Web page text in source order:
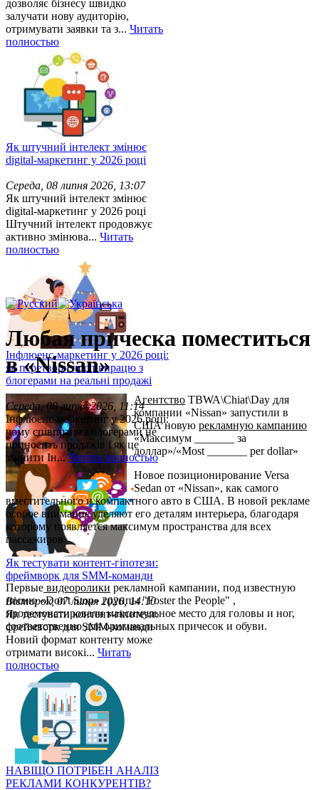
дозволяє бізнесу швидко
залучати нову аудиторію,
отримувати заявки та з... Читать
полностью
Як штучний інтелект змінює
digital-маркетинг у 2026 році
Середа, 08 липня 2026, 13:07
Як штучний інтелект змінює
digital-маркетинг у 2026 році
Штучний інтелект продовжує
активно змінюва... Читать
полностью
Інфлюенс-маркетинг у 2026 році:
як перетворити співпрацю з
блогерами на реальні продажі
Середа, 08 липня 2026, 11:14
Інфлюенс-маркетинг у 2026 році:
чому співпраця з блогерами не
приносить продажів і як це
змінити Ін...Читать полностью
Як тестувати контент-гіпотези:
фреймворк для SMM-команди
Вівторок, 07 липня 2026, 14:10
Як тестувати контент-гіпотези:
фреймворк для SMM-команди
Новий формат контенту може
отримати високі... Читать
полностью
НАВІЩО ПОТРІБЕН АНАЛІЗ
РЕКЛАМИ КОНКУРЕНТІВ?
Любая прическа поместиться
в «Nissan»
Aгентство TBWA\Chiat\Day для
компании «Nissan» запустили в
США новую рекламную кампанию
«Максимум _______ за
доллар»/«Most _______ per dollar»
Новое позиционирование Versa
Sedan от «Nissan», как самого
вместительного и компактного авто в США. В новой рекламе
особое внимание уделяют его деталям интерьера, благодаря
которому появляется максимум пространства для всех
пассажиров.
Первые видеоролики рекламной кампании, под известную
песню «Don't Stop» группы "Foster the People" ,
продемонстировали максимульное место для головы и ног,
соответственно для оригинальных причесок и обуви.